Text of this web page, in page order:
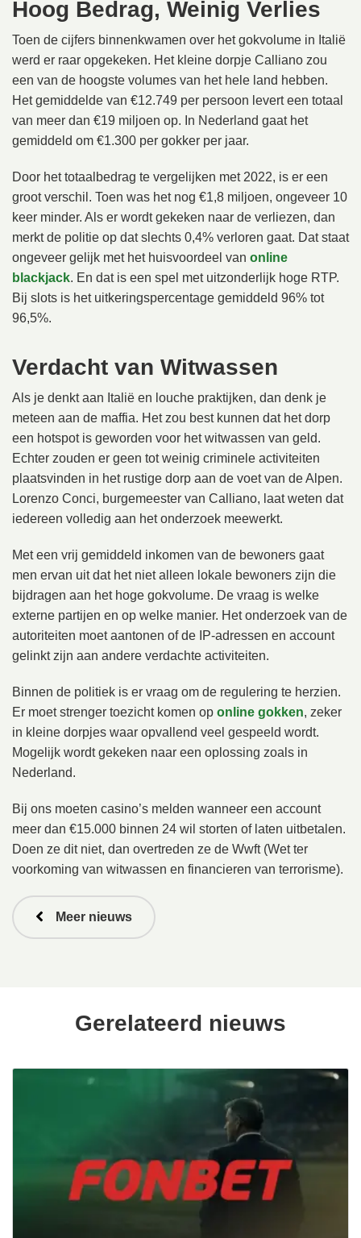
Hoog Bedrag, Weinig Verlies
Toen de cijfers binnenkwamen over het gokvolume in Italië
werd er raar opgekeken. Het kleine dorpje Calliano zou
een van de hoogste volumes van het hele land hebben.
Het gemiddelde van €12.749 per persoon levert een totaal
van meer dan €19 miljoen op. In Nederland gaat het
gemiddeld om €1.300 per gokker per jaar.
Door het totaalbedrag te vergelijken met 2022, is er een
groot verschil. Toen was het nog €1,8 miljoen, ongeveer 10
keer minder. Als er wordt gekeken naar de verliezen, dan
merkt de politie op dat slechts 0,4% verloren gaat. Dat staat
ongeveer gelijk met het huisvoordeel van online
blackjack. En dat is een spel met uitzonderlijk hoge RTP.
Bij slots is het uitkeringspercentage gemiddeld 96% tot
96,5%.
Verdacht van Witwassen
Als je denkt aan Italië en louche praktijken, dan denk je
meteen aan de maffia. Het zou best kunnen dat het dorp
een hotspot is geworden voor het witwassen van geld.
Echter zouden er geen tot weinig criminele activiteiten
plaatsvinden in het rustige dorp aan de voet van de Alpen.
Lorenzo Conci, burgemeester van Calliano, laat weten dat
iedereen volledig aan het onderzoek meewerkt.
Met een vrij gemiddeld inkomen van de bewoners gaat
men ervan uit dat het niet alleen lokale bewoners zijn die
bijdragen aan het hoge gokvolume. De vraag is welke
externe partijen en op welke manier. Het onderzoek van de
autoriteiten moet aantonen of de IP-adressen en account
gelinkt zijn aan andere verdachte activiteiten.
Binnen de politiek is er vraag om de regulering te herzien.
Er moet strenger toezicht komen op online gokken, zeker
in kleine dorpjes waar opvallend veel gespeeld wordt.
Mogelijk wordt gekeken naar een oplossing zoals in
Nederland.
Bij ons moeten casino’s melden wanneer een account
meer dan €15.000 binnen 24 wil storten of laten uitbetalen.
Doen ze dit niet, dan overtreden ze de Wwft (Wet ter
voorkoming van witwassen en financieren van terrorisme).
Meer nieuws
Gerelateerd nieuws